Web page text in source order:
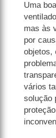
Uma
mas às
por
objetos,
vários
solução